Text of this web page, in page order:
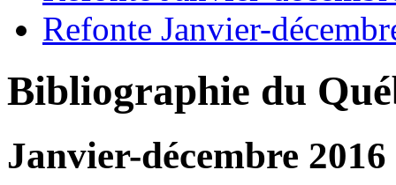
Refonte Janvier-
Bibliographie du
Janvier-décembre 2016